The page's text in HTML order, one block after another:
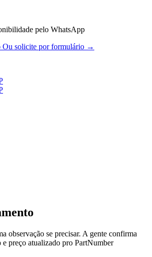
pelo WhatsApp
Ou solicite por formulário →
observação se precisar. A gente confirma
preço atualizado pro PartNumber